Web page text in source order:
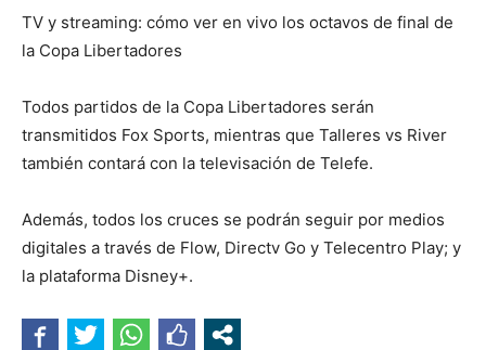
TV y streaming: cómo ver en vivo los octavos de final de
la Copa Libertadores
Todos partidos de la Copa Libertadores serán
transmitidos Fox Sports, mientras que Talleres vs River
también contará con la televisación de Telefe.
Además, todos los cruces se podrán seguir por medios
digitales a través de Flow, Directv Go y Telecentro Play; y
la plataforma Disney+.